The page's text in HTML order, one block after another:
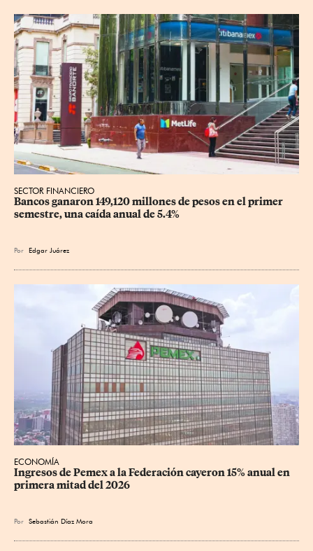
SECTOR FINANCIERO
Bancos ganaron 149,120 millones de pesos en el primer
semestre, una caída anual de 5.4%
Por Edgar Juárez
ECONOMÍA
Ingresos de Pemex a la Federación cayeron 15% anual en
primera mitad del 2026
Por Sebastián Díaz Mora